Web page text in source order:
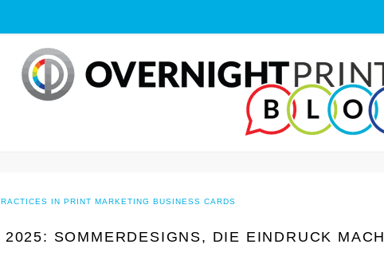
IN PRINT MARKETING BUSINESS CARDS
SOMMERDESIGNS, DIE EINDRUCK